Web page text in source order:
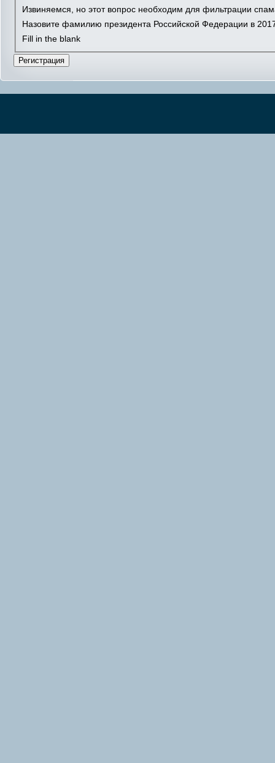
Извиняемся, но этот вопрос необходим для фильтрации
Назовите фамилию президента Российской Федерации в
Fill in the blank